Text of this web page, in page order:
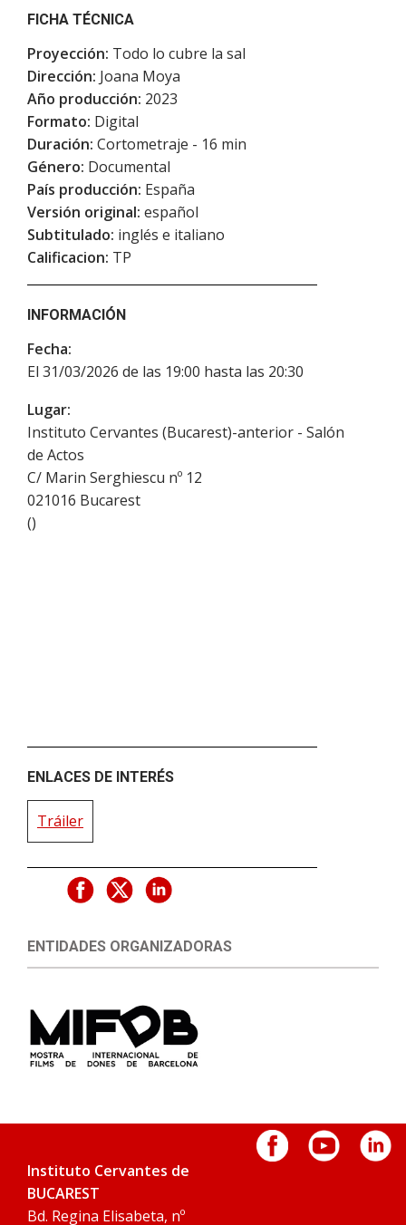
FICHA TÉCNICA
Proyección: Todo lo cubre la sal
Dirección: Joana Moya
Año producción: 2023
Formato: Digital
Duración: Cortometraje - 16 min
Género: Documental
País producción: España
Versión original: español
Subtitulado: inglés e italiano
Calificacion: TP
INFORMACIÓN
Fecha:
El 31/03/2026 de las 19:00 hasta las 20:30
Lugar:
Instituto Cervantes (Bucarest)-anterior - Salón
de Actos
C/ Marin Serghiescu nº 12
021016 Bucarest
()
ENLACES DE INTERÉS
Tráiler
ENTIDADES ORGANIZADORAS
Instituto Cervantes de
BUCAREST
Bd. Regina Elisabeta, nº